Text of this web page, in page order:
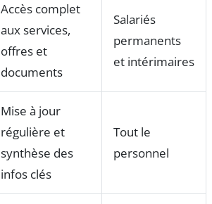
Accès complet
aux services,
offres et
documents
Salariés
permanents
et intérimaires
Mise à jour
régulière et
synthèse des
infos clés
Tout le
personnel